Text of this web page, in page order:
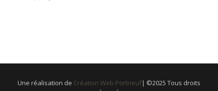
Une réalisation de Création Web Portneuf| ©2025 Tous droits